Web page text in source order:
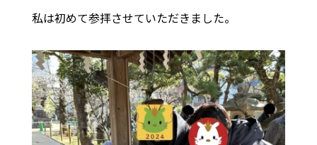
私は初めて参拝させていただきました。